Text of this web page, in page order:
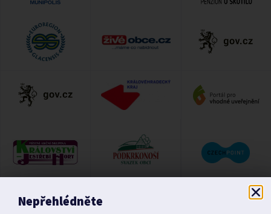
Nepřehlédněte